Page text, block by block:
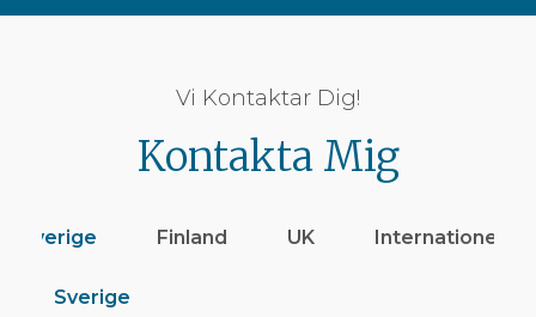
Vi Kontaktar Dig!
Kontakta Mig
Sverige Finland UK Internationellt
Sverige